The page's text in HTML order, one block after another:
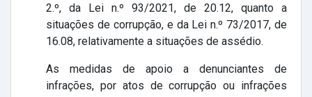
2.º, da Lei n.º 93/2021, de 20.12, quanto a
situações de corrupção, e da Lei n.º 73/2017, de
16.08, relativamente a situações de assédio.
As medidas de apoio a denunciantes de
infrações, por atos de corrupção ou infrações